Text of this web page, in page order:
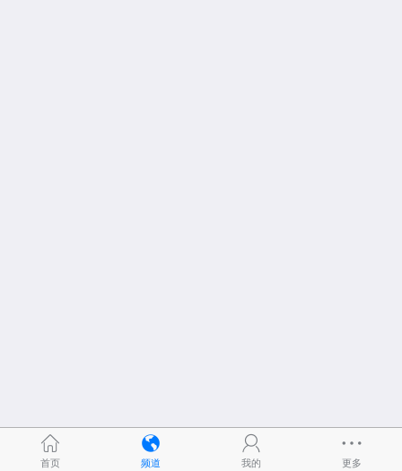
首页 频道 我的 更多